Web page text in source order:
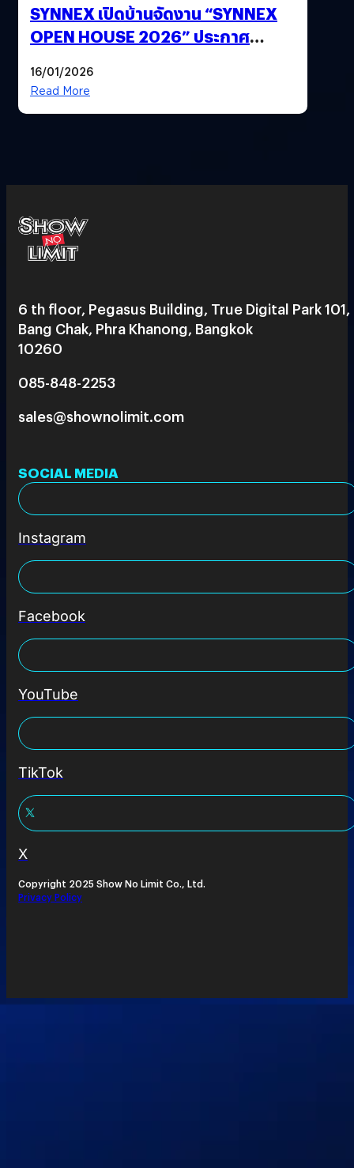
SYNNEX เปิดบ้านจัดงาน “SYNNEX
OPEN HOUSE 2026” ประกาศ
ได้ 53,000 ล้านบาท
16/01/2026
Read More
6 th floor, Pegasus Building, True Digital Park 101,
Bang Chak, Phra Khanong, Bangkok
10260
085-848-2253
sales@shownolimit.com
SOCIAL MEDIA
Instagram
Facebook
YouTube
TikTok
X
Copyright 2025 Show No Limit Co., Ltd.
Privacy Policy